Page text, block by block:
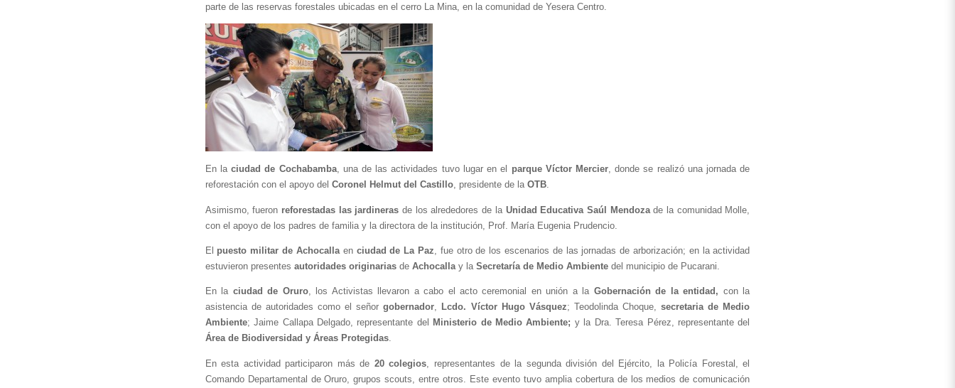
parte de las reservas forestales ubicadas en el cerro La Mina, en la comunidad de Yesera Centro.
En la ciudad de Cochabamba, una de las actividades tuvo lugar en el parque Víctor Mercier, donde se realizó una jornada de
reforestación con el apoyo del Coronel Helmut del Castillo, presidente de la OTB.
Asimismo, fueron reforestadas las jardineras de los alrededores de la Unidad Educativa Saúl Mendoza de la comunidad Molle,
con el apoyo de los padres de familia y la directora de la institución, Prof. María Eugenia Prudencio.
El puesto militar de Achocalla en ciudad de La Paz , fue otro de los escenarios de las jornadas de arborización; en la actividad
estuvieron presentes autoridades originarias de Achocalla y la Secretaría de Medio Ambiente del municipio de Pucarani.
En la ciudad de Oruro, los Activistas llevaron a cabo el acto ceremonial en unión a la Gobernación de la entidad, con la
asistencia de autoridades como el señor gobernador, Lcdo. Víctor Hugo Vásquez; Teodolinda Choque, secretaria de Medio
Ambiente; Jaime Callapa Delgado, representante del Ministerio de Medio Ambiente;
Área de Biodiversidad y Áreas Protegidas.
En esta actividad participaron más de 20 colegios , representantes de la segunda división del Ejército, la Policía Forestal, el
Comando Departamental de Oruro, grupos scouts, entre otros. Este evento tuvo amplia cobertura de los medios de comunicación